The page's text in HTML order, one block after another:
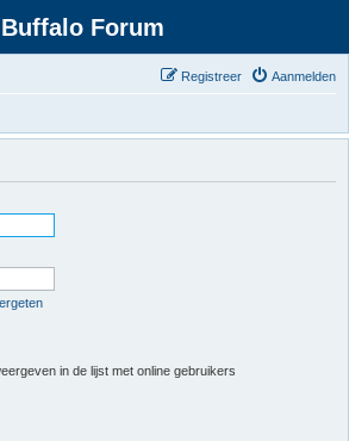
Buffalo Forum
Aanmelden
Registreer
in de lijst met online gebruikers